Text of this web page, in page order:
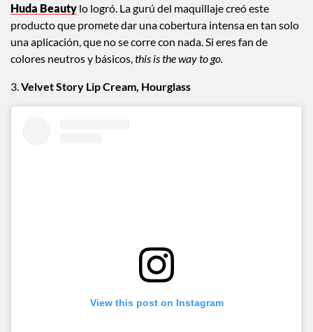
Huda Beauty lo logró. La gurú del maquillaje creó este
producto que promete dar una cobertura intensa en tan solo
una aplicación, que no se corre con nada. Si eres fan de
colores neutros y básicos, this is the way to go.
3. Velvet Story Lip Cream, Hourglass
View this post on Instagram